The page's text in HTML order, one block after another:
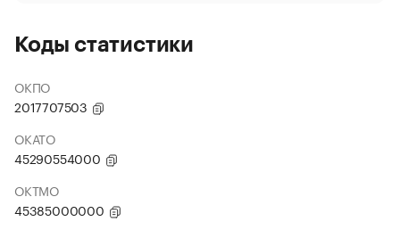
Коды статистики
ОКПО
2017707503
ОКАТО
45290554000
ОКТМО
45385000000